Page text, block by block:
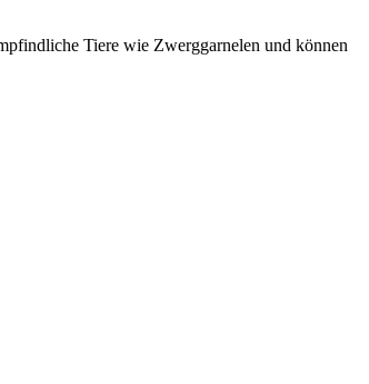
Tiere wie Zwerggarnelen und können